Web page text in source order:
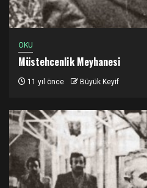
OKU
Müstehcenlik Meyhanesi
11 yıl önce Büyük Keyif